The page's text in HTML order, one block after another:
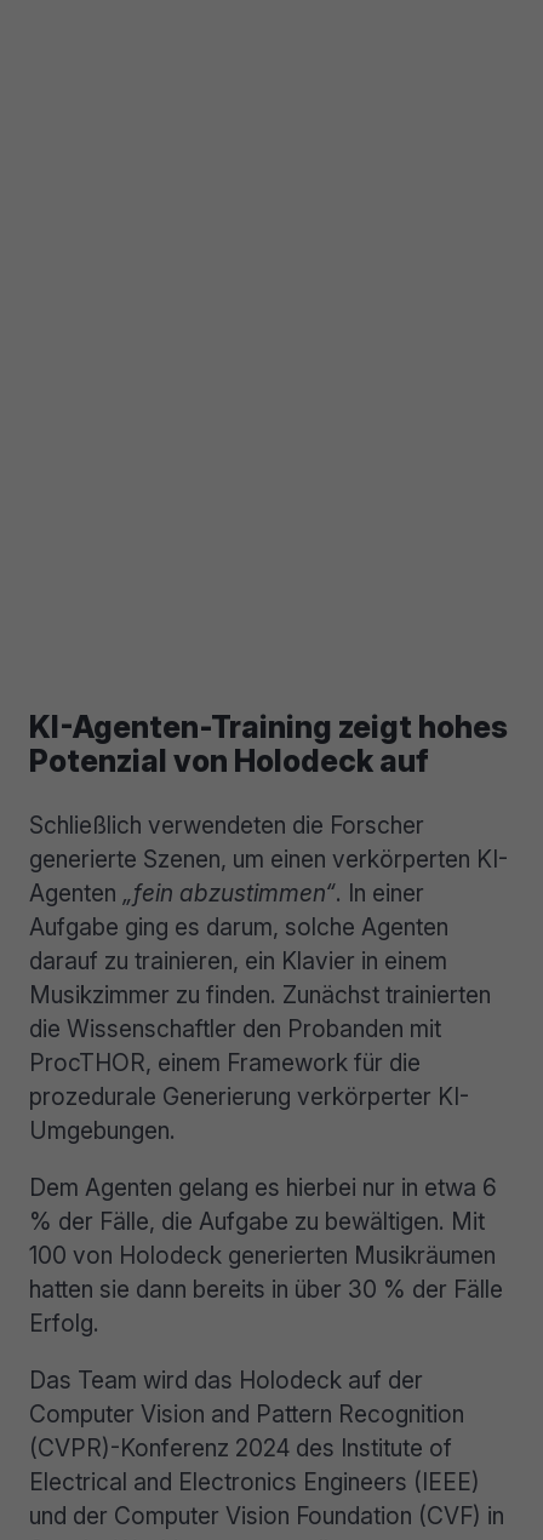
KI-Agenten-Training zeigt hohes
Potenzial von Holodeck auf
Schließlich verwendeten die Forscher
generierte Szenen, um einen verkörperten KI-
Agenten „fein abzustimmen“. In einer
Aufgabe ging es darum, solche Agenten
darauf zu trainieren, ein Klavier in einem
Musikzimmer zu finden. Zunächst trainierten
die Wissenschaftler den Probanden mit
ProcTHOR, einem Framework für die
prozedurale Generierung verkörperter KI-
Umgebungen.
Dem Agenten gelang es hierbei nur in etwa 6
% der Fälle, die Aufgabe zu bewältigen. Mit
100 von Holodeck generierten Musikräumen
hatten sie dann bereits in über 30 % der Fälle
Erfolg.
Das Team wird das Holodeck auf der
Computer Vision and Pattern Recognition
(CVPR)-Konferenz 2024 des Institute of
Electrical and Electronics Engineers (IEEE)
und der Computer Vision Foundation (CVF) in